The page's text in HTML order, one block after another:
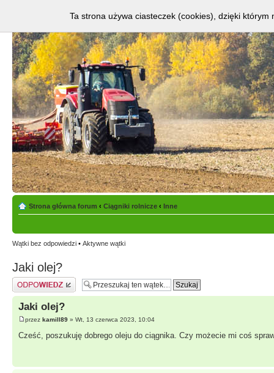
Strona główna forum ‹ Ciągniki rolnicze ‹ Inne
Wątki bez odpowiedzi • Aktywne wątki
Jaki olej?
Odpowiedz
Jaki olej?
przez kamill89 » Wt, 13 czerwca 2023, 10:04
Cześć, poszukuję dobrego oleju do ciągnika. Czy możecie mi coś
Ta strona używa ciasteczek (cookies), dzięki którym